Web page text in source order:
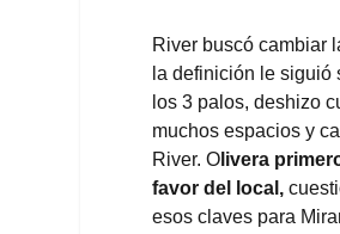
River buscó cambiar
la definición le siguió
los 3 palos, deshizo
muchos espacios y
River. O livera
favor del local,
esos claves para